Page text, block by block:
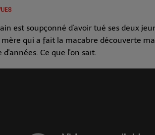
est soupçonné d'avoir tué ses deux
mère qui a fait la macabre découverte
Ce que l'on sait.